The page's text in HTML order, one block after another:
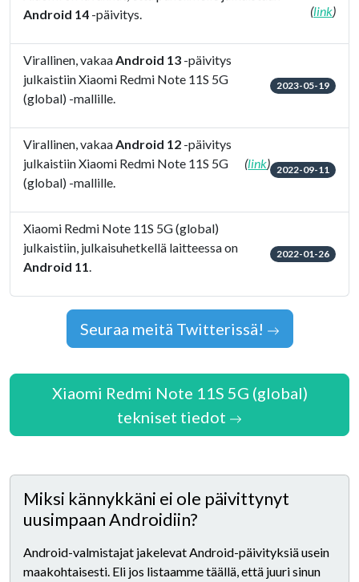
Android 14 -päivitys. (link)
Virallinen, vakaaAndroid 13 -päivitys
julkaistiin Xiaomi Redmi Note 11S 5G
(global) -mallille.
2023-05-19
Virallinen, vakaaAndroid 12 -päivitys
julkaistiin Xiaomi Redmi Note 11S 5G
(global) -mallille.
(link) 2022-09-11
Xiaomi Redmi Note 11S 5G (global)
julkaistiin, julkaisuhetkellä laitteessa on
Android 11.
2022-01-26
Seuraa meitä Twitterissä!
Xiaomi Redmi Note 11S 5G (global)
tekniset tiedot
Miksi kännykkäni ei ole päivittynyt
uusimpaan Androidiin?
Android-valmistajat jakelevat Android-päivityksiä usein
maakohtaisesti. Eli jos listaamme täällä, että juuri sinun